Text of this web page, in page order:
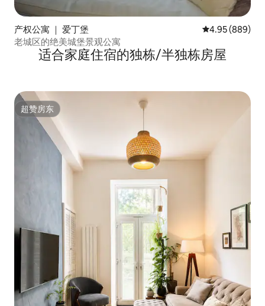
产权公寓 ｜ 爱丁堡 平均评分 4.95
4.95 (889)
老城区的绝美城堡景观公寓
适合家庭住宿的独栋/半独栋房屋
超赞房东
超赞房东